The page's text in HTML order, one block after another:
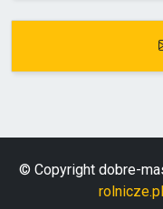
© Copyright dobre-
rolnicze.pl